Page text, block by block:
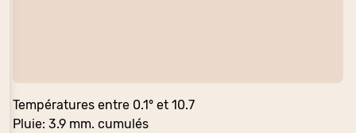
Températures entre 0.1° et 10.7
Pluie: 3.9 mm. cumulés